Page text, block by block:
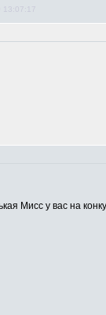
13:07:17
Мисс у вас на